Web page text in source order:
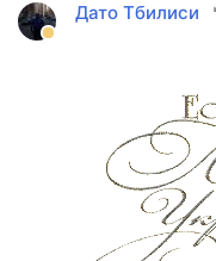
Дато Тбилиси